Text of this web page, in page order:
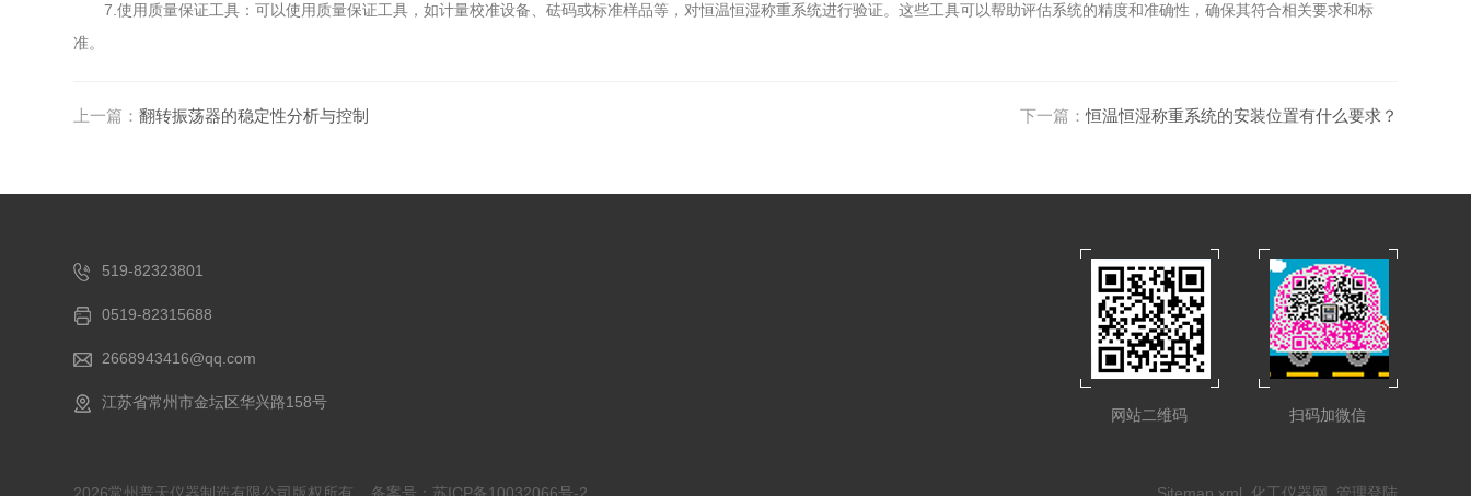
7.使用质量保证工具：可以使用质量保证工具，如计量校准设备、砝码或标准样品等，对恒温恒湿称重系统进行验证。这些工具可以帮助评估系统的精度和准确性，确保其符合相关要求和标
准。
上一篇：翻转振荡器的稳定性分析与控制 下一篇：恒温恒湿称重系统的安装位置有什么要求？
519-82323801
0519-82315688
2668943416@qq.com
江苏省常州市金坛区华兴路158号
扫码加微信
网站二维码